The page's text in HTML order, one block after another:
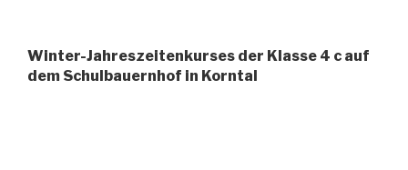
Winter-Jahreszeitenkurses der Klasse 4 c auf
dem Schulbauernhof in Korntal